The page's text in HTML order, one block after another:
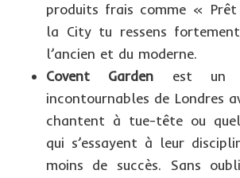
produits frais comme «
la City tu ressens
l’ancien et du moderne.
Covent Garden est un
incontournables de Londres
chantent à tue-tête ou
qui s’essayent à leur
moins de succès. Sans